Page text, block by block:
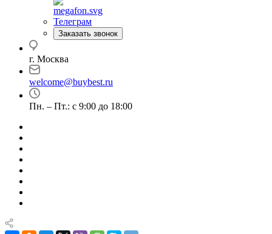
Телеграм
Заказать звонок
г. Москва
welcome@buybest.ru
Пн. – Пт.: с 9:00 до 18:00